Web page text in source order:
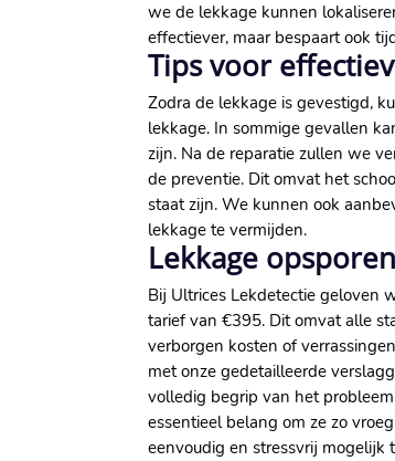
we de lekkage kunnen
effectiever, maar bespaart ook
Tips voor
Zodra de lekkage is gevestigd,
lekkage. In sommige gevallen
zijn. Na de reparatie zullen we
de preventie. Dit omvat het
staat zijn. We kunnen ook
lekkage te vermijden.
Lekkage
Bij Ultrices Lekdetectie geloven
tarief van €395. Dit omvat alle
verborgen kosten of
met onze gedetailleerde
volledig begrip van het
essentieel belang om ze zo
eenvoudig en stressvrij mogelijk